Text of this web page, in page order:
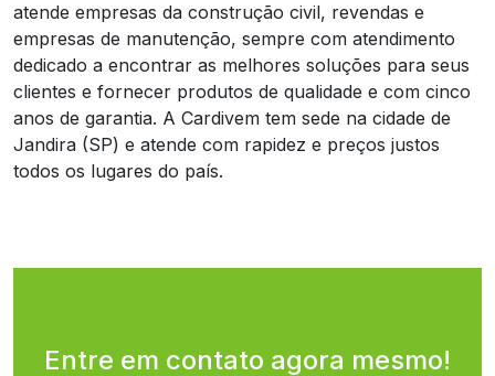
atende empresas da construção civil, revendas e
empresas de manutenção, sempre com atendimento
dedicado a encontrar as melhores soluções para seus
clientes e fornecer produtos de qualidade e com cinco
anos de garantia. A Cardivem tem sede na cidade de
Jandira (SP) e atende com rapidez e preços justos
todos os lugares do país.
Entre em contato agora mesmo!